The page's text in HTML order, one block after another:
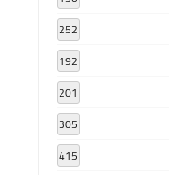
252
192
201
305
415